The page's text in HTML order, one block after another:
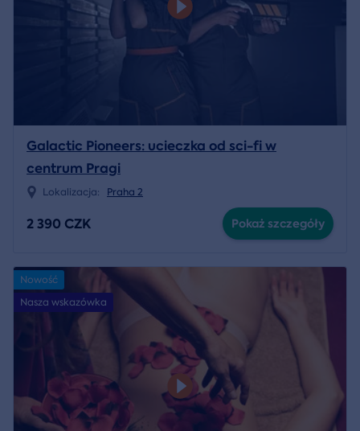
Galactic Pioneers: ucieczka od sci-fi w
centrum Pragi
Lokalizacja: Praha 2
2 390 CZK Pokaż szczegóły
Nowość
Nasza wskazówka